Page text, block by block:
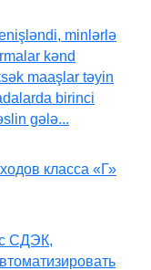
minlərlə
kənd
maaşlar təyin
birinci
gələ...
класса «Г»
с СДЭК,